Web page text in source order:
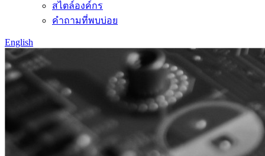
สไตล์องค์กร
คำถามที่พบบ่อย
English